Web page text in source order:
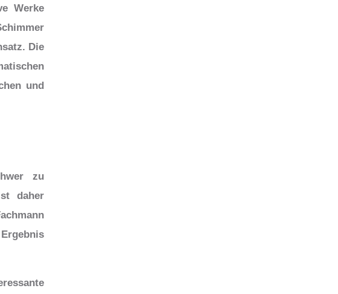
Werke
Die
und
zu
daher